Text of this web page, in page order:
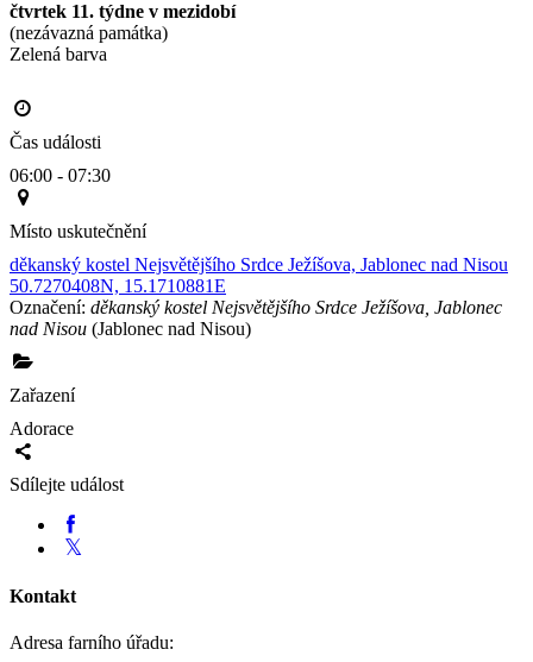
čtvrtek 11. týdne v mezidobí
(nezávazná památka)
Zelená barva
Čas události
06:00 - 07:30
Místo uskutečnění
děkanský kostel Nejsvětějšího Srdce Ježíšova, Jablonec nad Nisou
50.7270408N, 15.1710881E
Označení: děkanský kostel Nejsvětějšího Srdce Ježíšova, Jablonec
nad Nisou (Jablonec nad Nisou)
Zařazení
Adorace
Sdílejte událost
Kontakt
Adresa farního úřadu: